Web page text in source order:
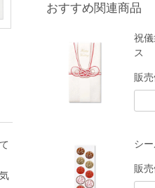
おすすめ関連商品
祝
ス
販
シ
販